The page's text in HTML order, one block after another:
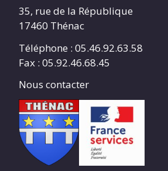
35, rue de la République
17460 Thénac
Téléphone : 05.46.92.63.58
Fax : 05.92.46.68.45
Nous contacter